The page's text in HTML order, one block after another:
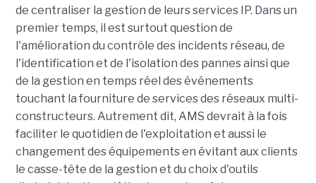
de centraliser la gestion de leurs services IP. Dans un
premier temps, il est surtout question de
l'amélioration du contrôle des incidents réseau, de
l'identification et de l'isolation des pannes ainsi que
de la gestion en temps réel des événements
touchant la fourniture de services des réseaux multi-
constructeurs. Autrement dit, AMS devrait à la fois
faciliter le quotidien de l'exploitation et aussi le
changement des équipements en évitant aux clients
le casse-tête de la gestion et du choix d'outils